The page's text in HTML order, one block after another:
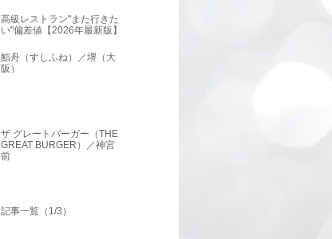
高級レストラン"また行きた
い"偏差値【2026年最新版】
鮨舟（すしふね）／堺（大
阪）
ザ グレートバーガー（THE
GREAT BURGER）／神宮
前
記事一覧（1/3）